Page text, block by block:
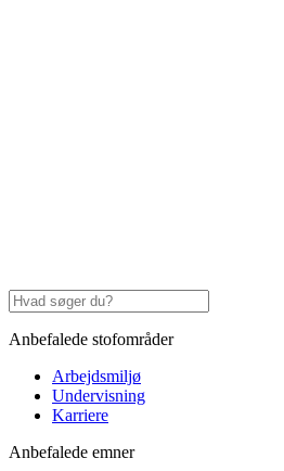
Anbefalede stofområder
Arbejdsmiljø
Undervisning
Karriere
Anbefalede emner